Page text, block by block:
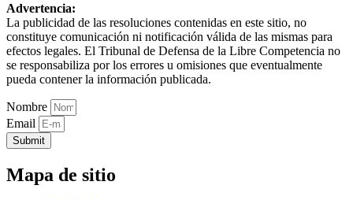
Advertencia:
La publicidad de las resoluciones contenidas en este sitio, no
constituye comunicación ni notificación válida de las mismas para
efectos legales. El Tribunal de Defensa de la Libre Competencia no
se responsabiliza por los errores u omisiones que eventualmente
pueda contener la información publicada.
Nombre
Email
Submit
Mapa de sitio